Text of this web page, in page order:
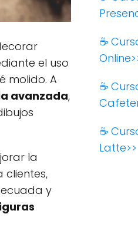
el uso
molido. A
avanzada,
la
clientes,
y
☕️
☕️
☕️
Latte>>